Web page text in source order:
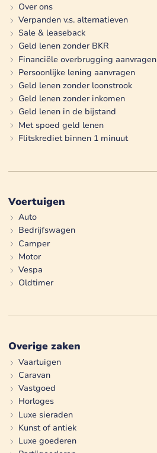
Over ons
Verpanden v.s. alternatieven
Sale & leaseback
Geld lenen zonder BKR
Financiële overbrugging aanvragen
Persoonlijke lening aanvragen
Geld lenen zonder loonstrook
Geld lenen zonder inkomen
Geld lenen in de bijstand
Met spoed geld lenen
Flitskrediet binnen 1 minuut
Voertuigen
Auto
Bedrijfswagen
Camper
Motor
Vespa
Oldtimer
Overige zaken
Vaartuigen
Caravan
Vastgoed
Horloges
Luxe sieraden
Kunst of antiek
Luxe goederen